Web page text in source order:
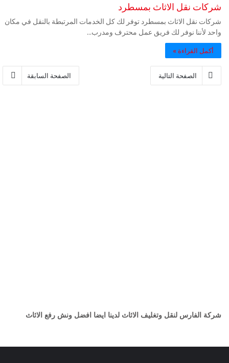
شركات نقل الاثاث بمسطرد
شركات نقل الاثاث بمسطرد توفر لك كل الخدمات المرتبطة بالنقل في مكان
واحد لأننا نوفر لك فريق عمل محترف ومدرب…
أكمل القراءة »
الصفحة السابقة الصفحة التالية
شركة الفارس لنقل وتغليف الاثاث لدينا ايضا افضل ونش رفع الاثاث